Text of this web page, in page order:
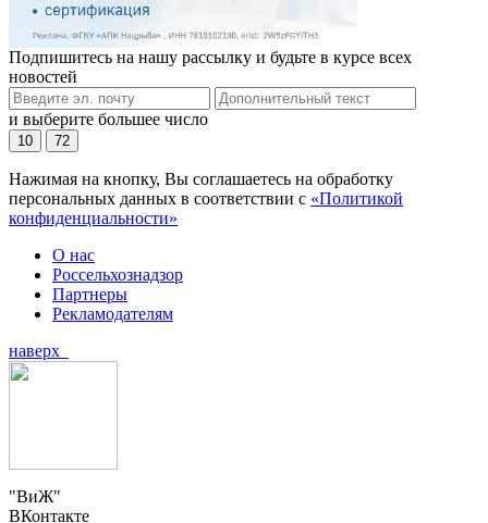
Подпишитесь на нашу рассылку и будьте в курсе всех
новостей
и выберите большее число
10 72
Нажимая на кнопку, Вы соглашаетесь на обработку
персональных данных в соответствии с «Политикой
конфиденциальности»
О нас
Россельхознадзор
Партнеры
Рекламодателям
наверх
"ВиЖ"
ВКонтакте